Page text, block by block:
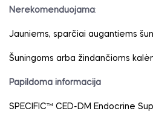
Nerekomenduojama:
Jauniems, sparčiai augantiems
Šuningoms arba žindančioms
Papildoma informacija
SPECIFIC™ CED-DM Endocrine